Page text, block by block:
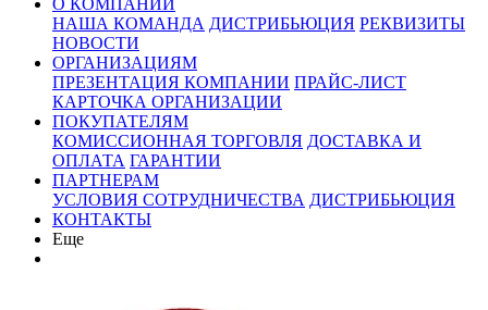
О КОМПАНИИ
НАША КОМАНДА ДИСТРИБЬЮЦИЯ РЕКВИЗИТЫ
НОВОСТИ
ОРГАНИЗАЦИЯМ
ПРЕЗЕНТАЦИЯ КОМПАНИИ ПРАЙС-ЛИСТ
КАРТОЧКА ОРГАНИЗАЦИИ
ПОКУПАТЕЛЯМ
КОМИССИОННАЯ ТОРГОВЛЯ ДОСТАВКА И
ОПЛАТА ГАРАНТИИ
ПАРТНЕРАМ
УСЛОВИЯ СОТРУДНИЧЕСТВА ДИСТРИБЬЮЦИЯ
КОНТАКТЫ
Еще